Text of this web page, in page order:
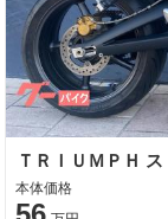
本体価格